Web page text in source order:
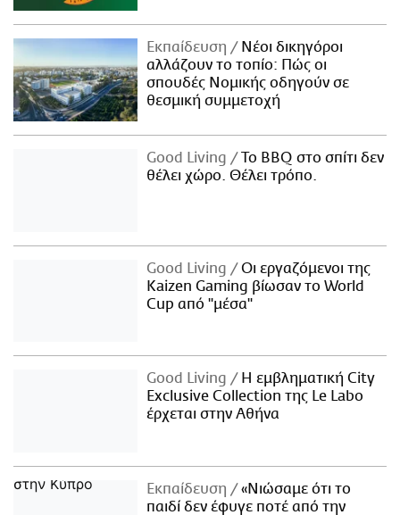
Εκπαίδευση
Νέοι δικηγόροι
αλλάζουν το τοπίο: Πώς οι
σπουδές Νομικής οδηγούν σε
θεσμική συμμετοχή
Good Living
Το BBQ στο σπίτι δεν
θέλει χώρο. Θέλει τρόπο.
Good Living
Οι εργαζόμενοι της
Kaizen Gaming βίωσαν το World
Cup από "μέσα"
Good Living
Η εμβληματική City
Exclusive Collection της Le Labo
έρχεται στην Αθήνα
Εκπαίδευση
«Νιώσαμε ότι το
παιδί δεν έφυγε ποτέ από την